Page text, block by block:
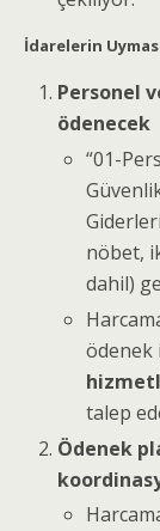
İdarelerin
Personel
ödenecek
“01-
nöbet,
dahil)
ödenek
talep
Ödenek